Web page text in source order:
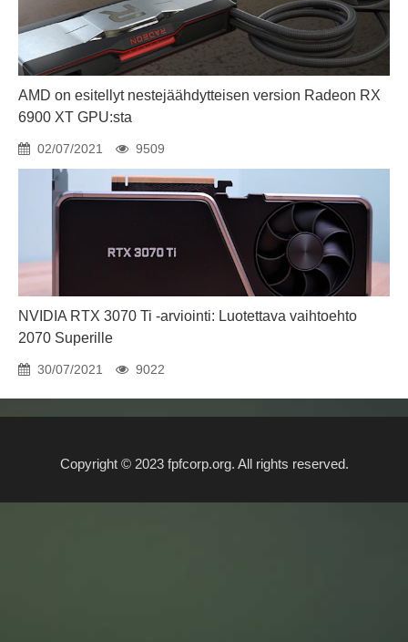
AMD on esitellyt nestejäähdytteisen version Radeon RX
6900 XT GPU:sta
02/07/2021 9509
NVIDIA RTX 3070 Ti -arviointi: Luotettava vaihtoehto
2070 Superille
30/07/2021 9022
Copyright © 2023 fpfcorp.org. All rights reserved.